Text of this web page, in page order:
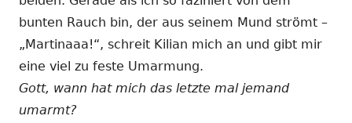
bunten Rauch bin, der aus seinem Mund strömt –
„Martinaaa!“, schreit Kilian mich an und gibt mir
eine viel zu feste Umarmung.
Gott, wann hat mich das letzte mal jemand
umarmt?